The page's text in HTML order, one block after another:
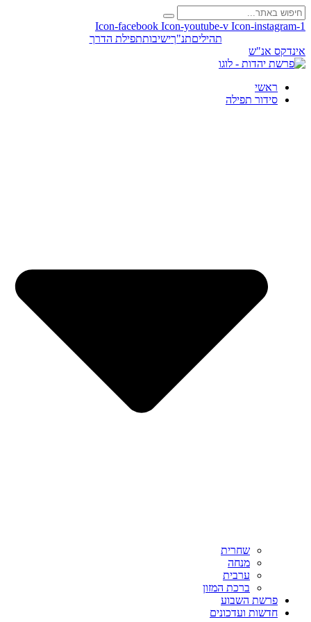
Icon-facebook Icon-youtube-v Icon-instagram-1
תהיליםתנ"ךישיבותתפילת הדרך
אינדקס אנ"ש
ראשי
סידור תפילה
שחרית
מנחה
ערבית
ברכת המזון
פרשת השבוע
חדשות ועדכונים